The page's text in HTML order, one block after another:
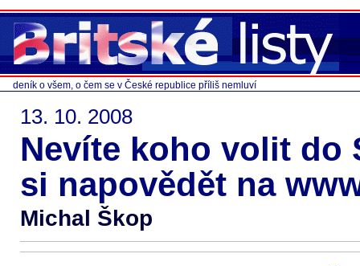
deník o všem, o čem se v České republice příliš nemluví
13. 10. 2008
Nevíte koho volit do
si napovědět na
Michal Škop